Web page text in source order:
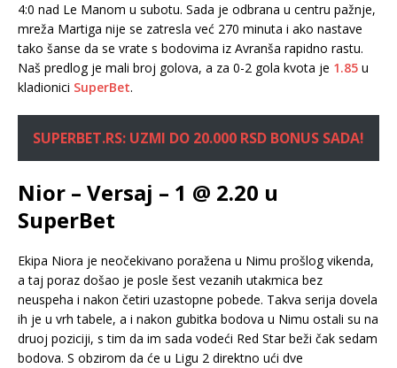
4:0 nad Le Manom u subotu. Sada je odbrana u centru pažnje,
mreža Martiga nije se zatresla već 270 minuta i ako nastave
tako šanse da se vrate s bodovima iz Avranša rapidno rastu.
Naš predlog je mali broj golova, a za 0-2 gola kvota je 1.85 u
kladionici SuperBet.
SUPERBET.RS: UZMI DO 20.000 RSD BONUS SADA!
Nior – Versaj – 1 @ 2.20 u
SuperBet
Ekipa Niora je neočekivano poražena u Nimu prošlog vikenda,
a taj poraz došao je posle šest vezanih utakmica bez
neuspeha i nakon četiri uzastopne pobede. Takva serija dovela
ih je u vrh tabele, a i nakon gubitka bodova u Nimu ostali su na
druoj poziciji, s tim da im sada vodeći Red Star beži čak sedam
bodova. S obzirom da će u Ligu 2 direktno ući dve